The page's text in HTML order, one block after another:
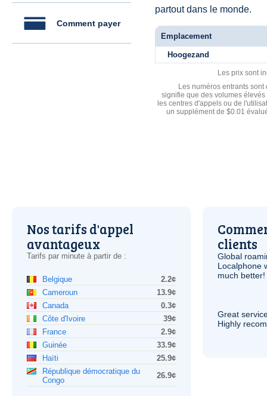
Comment payer
partout dans le monde.
Emplacement
Hoogezand
Les prix sont
Les numéros entrants
signifie que des volumes
les centres d'appels ou de
un supplément de $0.01
Nos tarifs d'appel
avantageux
Tarifs par minute à partir de :
Belgique
2.2¢
Cameroun
13.9¢
Canada
0.3¢
Côte d'Ivoire
39¢
France
2.9¢
Guinée
33.9¢
Haïti
25.9¢
République démocratique du
Congo
26.9¢
clients
Global
Localphone
much better!
Great
Highly